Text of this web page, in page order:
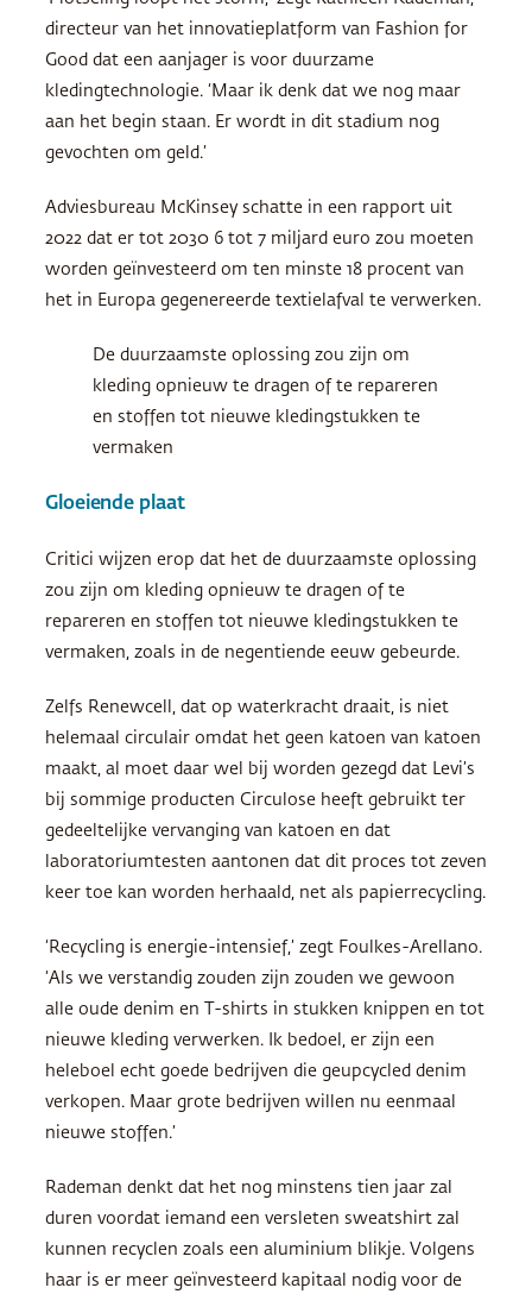
directeur van het innovatieplatform van Fashion for
Good dat een aanjager is voor duurzame
kledingtechnologie. ‘Maar ik denk dat we nog maar
aan het begin staan. Er wordt in dit stadium nog
gevochten om geld.’
Adviesbureau McKinsey schatte in een rapport uit
2022 dat er tot 2030 6 tot 7 miljard euro zou moeten
worden geïnvesteerd om ten minste 18 procent van
het in Europa gegenereerde textielafval te verwerken.
De duurzaamste oplossing zou zijn om
kleding opnieuw te dragen of te repareren
en stoffen tot nieuwe kledingstukken te
vermaken
Gloeiende plaat
Critici wijzen erop dat het de duurzaamste oplossing
zou zijn om kleding opnieuw te dragen of te
repareren en stoffen tot nieuwe kledingstukken te
vermaken, zoals in de negentiende eeuw gebeurde.
Zelfs Renewcell, dat op waterkracht draait, is niet
helemaal circulair omdat het geen katoen van katoen
maakt, al moet daar wel bij worden gezegd dat Levi’s
bij sommige producten Circulose heeft gebruikt ter
gedeeltelijke vervanging van katoen en dat
laboratoriumtesten aantonen dat dit proces tot zeven
keer toe kan worden herhaald, net als papierrecycling.
‘Recycling is energie-intensief,’ zegt Foulkes-Arellano.
‘Als we verstandig zouden zijn zouden we gewoon
alle oude denim en T-shirts in stukken knippen en tot
nieuwe kleding verwerken. Ik bedoel, er zijn een
heleboel echt goede bedrijven die geupcycled denim
verkopen. Maar grote bedrijven willen nu eenmaal
nieuwe stoffen.’
Rademan denkt dat het nog minstens tien jaar zal
duren voordat iemand een versleten sweatshirt zal
kunnen recyclen zoals een aluminium blikje. Volgens
haar is er meer geïnvesteerd kapitaal nodig voor de